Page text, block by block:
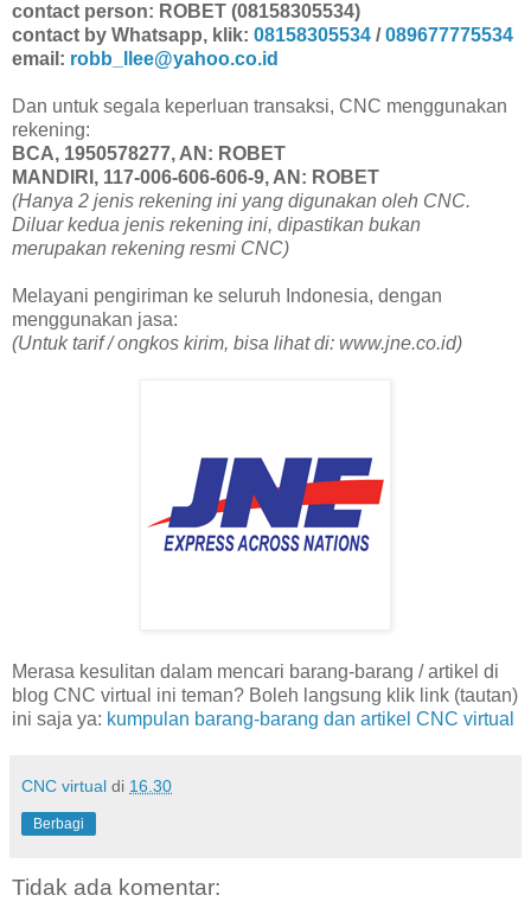
contact person: ROBET (08158305534)
contact by Whatsapp, klik: 08158305534 /089677775534
email: robb_llee@yahoo.co.id
Dan untuk segala keperluan transaksi, CNC menggunakan
rekening:
BCA, 1950578277, AN: ROBET
MANDIRI, 117-006-606-606-9, AN: ROBET
(Hanya 2 jenis rekening ini yang digunakan oleh CNC.
Diluar kedua jenis rekening ini, dipastikan bukan
merupakan rekening resmi CNC)
Melayani pengiriman ke seluruh Indonesia, dengan
menggunakan jasa:
(Untuk tarif / ongkos kirim, bisa lihat di: www.jne.co.id)
Merasa kesulitan dalam mencari barang-barang / artikel di
blog CNC virtual ini teman? Boleh langsung klik link (tautan)
ini saja ya: kumpulan barang-barang dan artikel CNC virtual
CNC virtual di 16.30
Berbagi
Tidak ada komentar: